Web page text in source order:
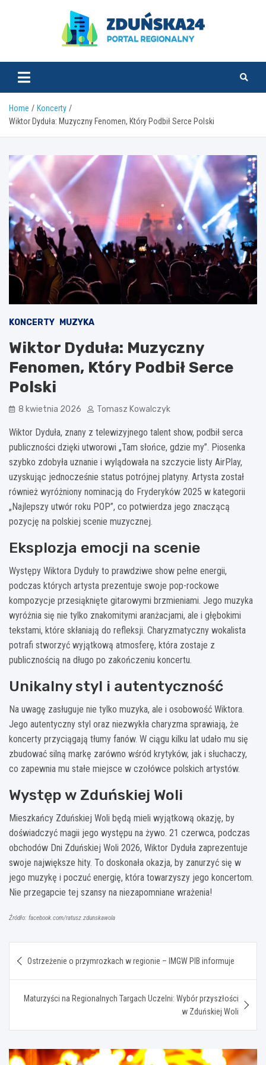
zdunska24.pl
Home
Koncerty
Wiktor Dyduła: Muzyczny Fenomen, Który Podbił Serce Polski
KONCERTY MUZYKA
Wiktor Dyduła: Muzyczny
Fenomen, Który Podbił Serce
Polski
8 kwietnia 2026 Tomasz Kowalczyk
Wiktor Dyduła, znany z telewizyjnego talent show, podbił serca
publiczności dzięki utworowi „Tam słońce, gdzie my”. Piosenka
szybko zdobyła uznanie i wylądowała na szczycie listy AirPlay,
uzyskując jednocześnie status potrójnej platyny. Artysta został
również wyróżniony nominacją do Fryderyków 2025 w kategorii
„Najlepszy utwór roku POP”, co potwierdza jego znaczącą
pozycję na polskiej scenie muzycznej.
Eksplozja emocji na scenie
Występy Wiktora Dyduły to prawdziwe show pełne energii,
podczas których artysta prezentuje swoje pop-rockowe
kompozycje przesiąknięte gitarowymi brzmieniami. Jego muzyka
wyróżnia się nie tylko znakomitymi aranżacjami, ale i głębokimi
tekstami, które skłaniają do refleksji. Charyzmatyczny wokalista
potrafi stworzyć wyjątkową atmosferę, która zostaje z
publicznością na długo po zakończeniu koncertu.
Unikalny styl i autentyczność
Na uwagę zasługuje nie tylko muzyka, ale i osobowość Wiktora.
Jego autentyczny styl oraz niezwykła charyzma sprawiają, że
koncerty przyciągają tłumy fanów. W ciągu kilku lat udało mu się
zbudować silną markę zarówno wśród krytyków, jak i słuchaczy,
co zapewnia mu stałe miejsce w czołówce polskich artystów.
Występ w Zduńskiej Woli
Mieszkańcy Zduńskiej Woli będą mieli wyjątkową okazję, by
doświadczyć magii jego występu na żywo. 21 czerwca, podczas
obchodów Dni Zduńskiej Woli 2026, Wiktor Dyduła zaprezentuje
swoje największe hity. To doskonała okazja, by zanurzyć się w
jego muzykę i poczuć energię, która towarzyszy jego koncertom.
Nie przegapcie tej szansy na niezapomniane wrażenia!
Źródło: facebook.com/ratusz.zdunskawola
wpisu
Ostrzeżenie o przymrozkach w regionie – IMGW PIB informuje
Maturzyści na Regionalnych Targach Uczelni: Wybór przyszłości
w Zduńskiej Woli